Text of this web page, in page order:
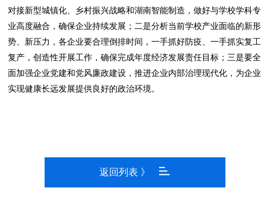
对接新型城镇化、乡村振兴战略和湖南智能制造，做好与学校学科专
业高度融合，确保企业持续发展；二是分析当前学校产业面临的新形
势、新压力，各企业要合理倒排时间，一手抓好防疫、一手抓实复工
复产，创造性开展工作，确保完成年度经济发展责任目标；三是要全
面加强企业党建和党风廉政建设，推进企业内部治理现代化，为企业
实现健康长远发展提供良好的政治环境。
返回列表 》